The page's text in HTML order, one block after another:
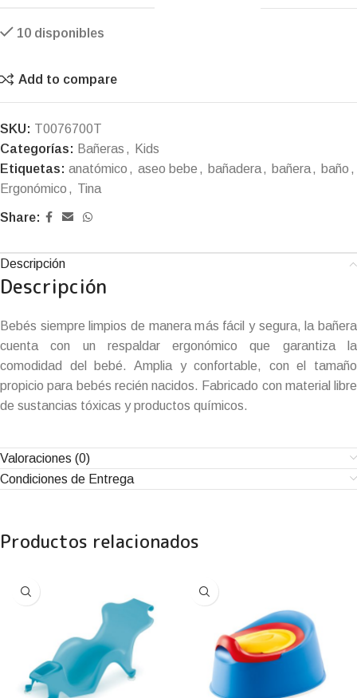
10 disponibles
Add to compare
SKU: T0076700T
Categorías: Bañeras ,
Kids
Etiquetas: anatómico , aseo bebe , bañadera, bañera, baño ,
Ergonómico , Tina
Share:
Descripción
Descripción
Bebés siempre limpios de manera más fácil y segura, la bañera
cuenta con un respaldar ergonómico que garantiza la
comodidad del bebé. Amplia y confortable, con el tamaño
propicio para bebés recién nacidos. Fabricado con material libre
de sustancias tóxicas y productos químicos.
Valoraciones (0)
Condiciones de Entrega
Productos relacionados